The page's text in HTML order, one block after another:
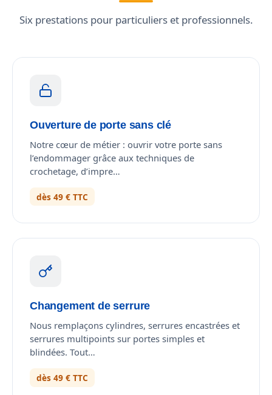
Six prestations pour particuliers et professionnels.
Ouverture de porte sans clé
Notre cœur de métier : ouvrir votre porte sans
l’endommager grâce aux techniques de
crochetage, d’impre…
dès 49 € TTC
Changement de serrure
Nous remplaçons cylindres, serrures encastrées et
serrures multipoints sur portes simples et
blindées. Tout…
dès 49 € TTC